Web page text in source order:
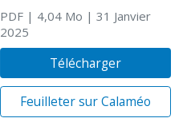
PDF| 4,04 Mo | 31 Janvier
2025
Télécharger
Feuilleter sur Calaméo